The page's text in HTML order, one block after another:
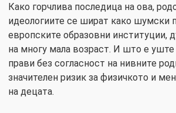
Како горчлива последица на ова,
идеологиите се шират како шумски
европските образовни институции,
на многу мала возраст. И што е
прави без согласност на нивните
значителен ризик за физичкото и
на децата.